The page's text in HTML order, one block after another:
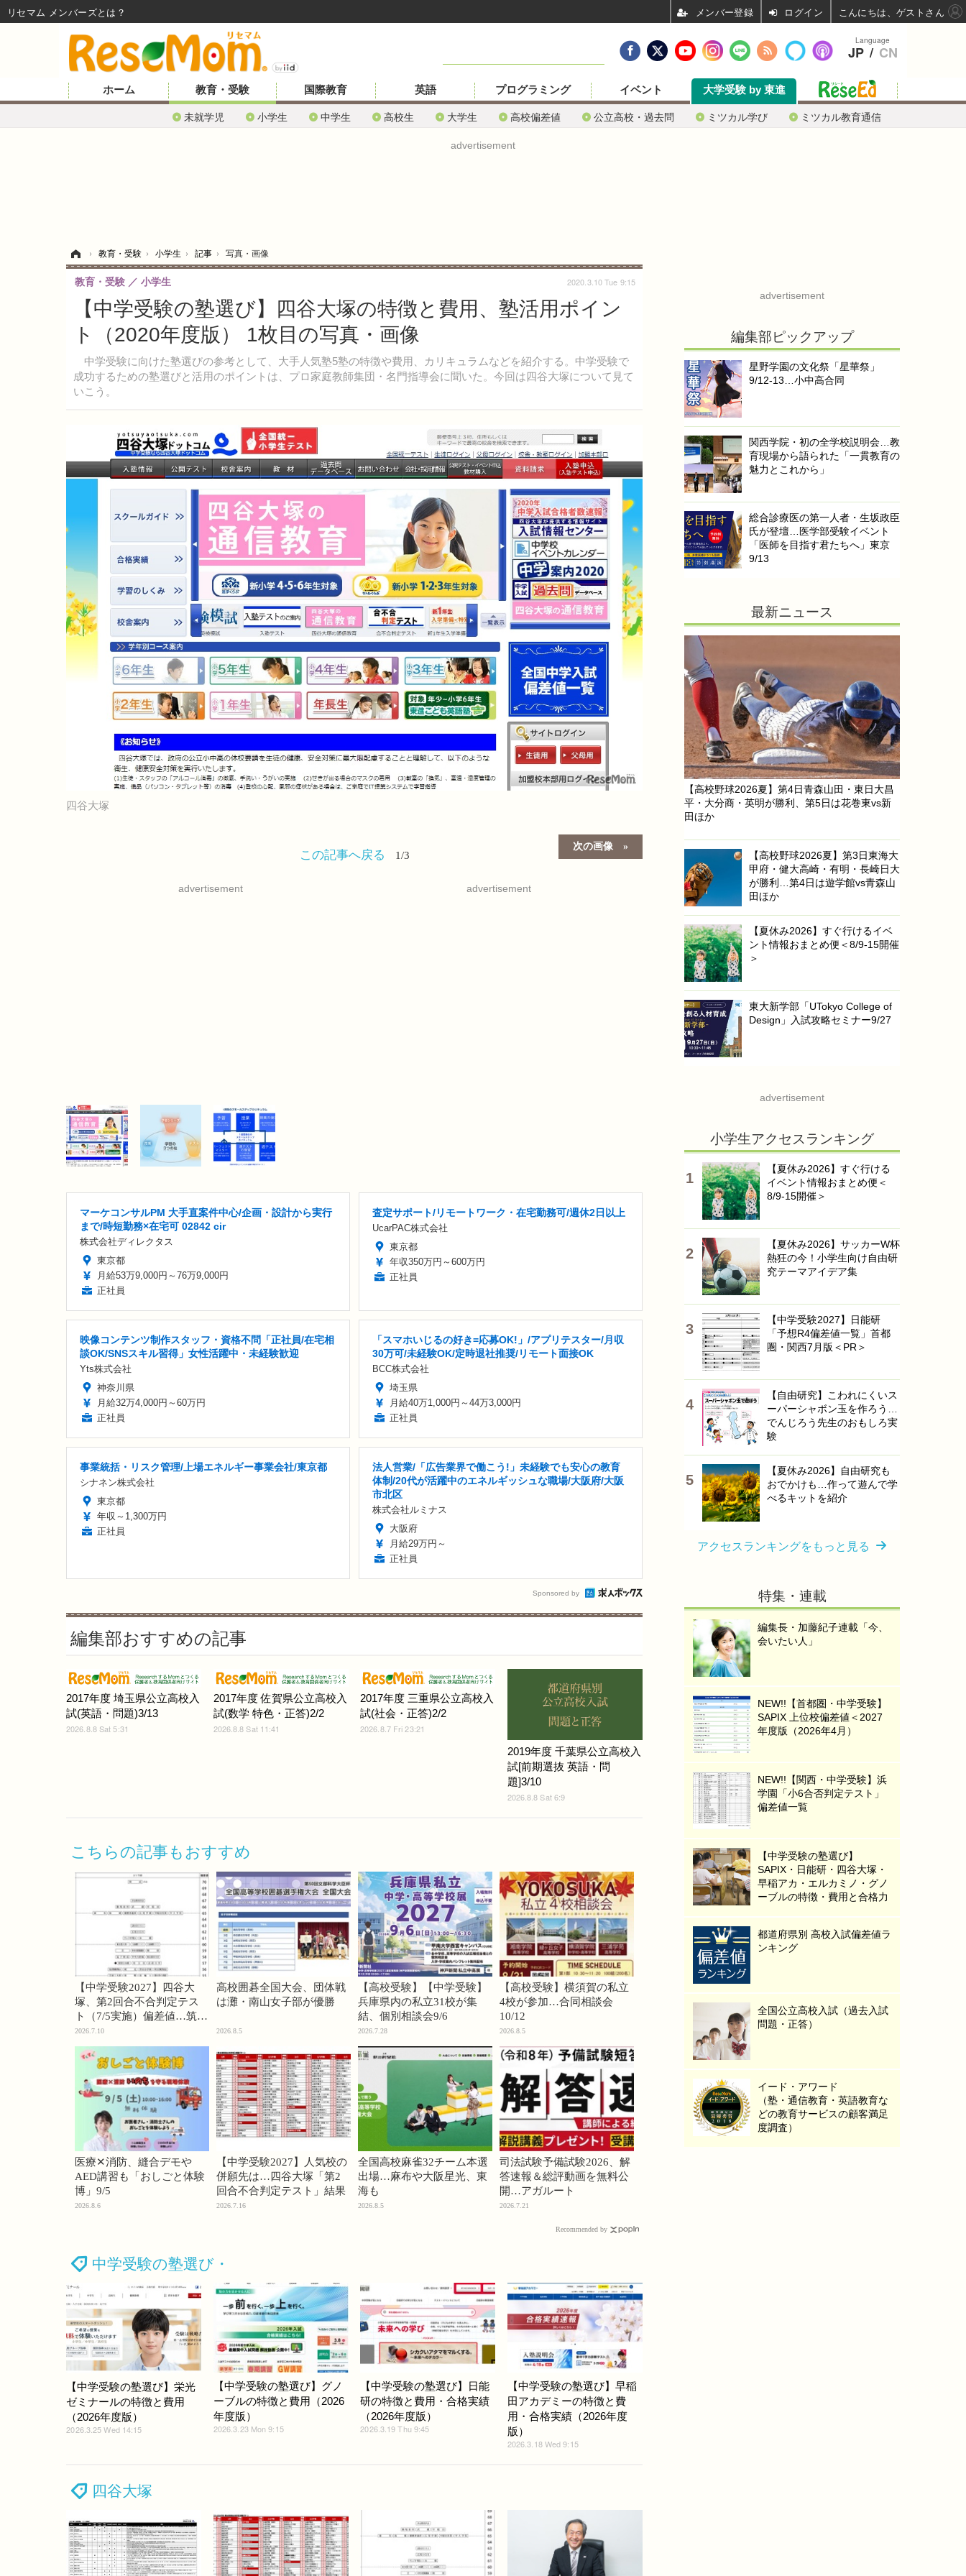
ホーム 教育・受験
未就学児 小学生 中学生 高校生 大学生 高校偏差値 公立高校・過去問 ミツカル学び ミツカル教育通信
国際教育 英語 プログラミング イベント 大学受験 by 東進
advertisement
› 教育・受験 › 小学生 › 記事 › 写真・画像
【中学受験の塾選び】四谷大塚の特徴と費用、塾活用ポイン
ト（2020年度版） 1枚目の写真・画像
中学受験に向けた塾選びの参考として、大手人気塾5塾の特徴や費用、カリキュラムなどを紹介する。中学受験で
成功するための塾選びと活用のポイントは、プロ家庭教師集団・名門指導会に聞いた。今回は四谷大塚について見て
いこう。
教育・受験 小学生 2020.3.10 Tue 9:15
四谷大塚
次の画像
この記事へ戻る 1/3
advertisement advertisement
マーケコンサルPM 大手直案件中心/企画・設計から実行
まで/時短勤務×在宅可 02842 cir
株式会社ディレクタス
東京都
月給53万9,000円～76万9,000円
正社員
査定サポート/リモートワーク・在宅勤務可/週休2日以上
UcarPAC株式会社
東京都
年収350万円～600万円
正社員
映像コンテンツ制作スタッフ・資格不問「正社員/在宅相
談OK/SNSスキル習得」女性活躍中・未経験歓迎
Yts株式会社
神奈川県
月給32万4,000円～60万円
正社員
「スマホいじるの好き=応募OK!」/アプリテスター/月収
30万可/未経験OK/定時退社推奨/リモート面接OK
BCC株式会社
埼玉県
月給40万1,000円～44万3,000円
正社員
事業統括・リスク管理/上場エネルギー事業会社/東京都
シナネン株式会社
東京都
年収～1,300万円
正社員
法人営業/「広告業界で働こう!」未経験でも安心の教育
体制/20代が活躍中のエネルギッシュな職場/大阪府/大阪
市北区
株式会社ルミナス
大阪府
月給29万円～
正社員
Sponsored by
編集部おすすめの記事
2017年度 埼玉県公立高校入
試(英語・問題)3/13
2026.8.8 Sat 5:31
2017年度 佐賀県公立高校入
試(数学 特色・正答)2/2
2026.8.8 Sat 11:41
2017年度 三重県公立高校入
試(社会・正答)2/2
2026.8.7 Fri 23:21
2019年度 千葉県公立高校入
試[前期選抜 英語・問
題]3/10
2026.8.8 Sat 6:9
こちらの記事もおすすめ
【中学受験2027】四谷大
塚、第2回合不合判定テス
ト（7/5実施）偏差値…筑駒
74・桜蔭70＜PR＞
2026.7.10
高校囲碁全国大会、団体戦
は灘・南山女子部が優勝
2026.8.5
【高校受験】【中学受験】
兵庫県内の私立31校が集
結、個別相談会9/6
2026.7.28
【高校受験】横須賀の私立
4校が参加…合同相談会
10/12
2026.8.5
医療✕消防、縫合デモや
AED講習も「おしごと体験
博」9/5
2026.8.6
【中学受験2027】人気校の
併願先は…四谷大塚「第2
回合不合判定テスト」結果
2026.7.16
全国高校麻雀32チーム本選
出場…麻布や大阪星光、東
海も
2026.8.5
司法試験予備試験2026、解
答速報＆総評動画を無料公
開…アガルート
2026.7.21
Recommended by
中学受験の塾選び・
【中学受験の塾選び】栄光
ゼミナールの特徴と費用
（2026年度版）
2026.3.25 Wed 14:15
【中学受験の塾選び】グノ
ーブルの特徴と費用（2026
年度版）
2026.3.23 Mon 9:15
【中学受験の塾選び】日能
研の特徴と費用・合格実績
（2026年度版）
2026.3.19 Thu 9:45
【中学受験の塾選び】早稲
田アカデミーの特徴と費
用・合格実績（2026年度
版）
2026.3.18 Wed 9:15
四谷大塚
advertisement
編集部ピックアップ
星野学園の文化祭「星華祭」
9/12-13…小中高合同
関西学院・初の全学校説明会…教
育現場から語られた「一貫教育の
魅力とこれから」
総合診療医の第一人者・生坂政臣
氏が登壇…医学部受験イベント
「医師を目指す君たちへ」東京
9/13
最新ニュース
【高校野球2026夏】第4日青森山田・東日大昌
平・大分商・英明が勝利、第5日は花巻東vs新
田ほか
【高校野球2026夏】第3日東海大
甲府・健大高崎・有明・長崎日大
が勝利…第4日は遊学館vs青森山
田ほか
【夏休み2026】すぐ行けるイベ
ント情報おまとめ便＜8/9-15開催
＞
東大新学部「UTokyo College of
Design」入試攻略セミナー9/27
advertisement
小学生アクセスランキング
【夏休み2026】すぐ行ける
イベント情報おまとめ便＜
8/9-15開催＞
【夏休み2026】サッカーW杯
熱狂の今！小学生向け自由研
究テーマアイデア集
【中学受験2027】日能研
「予想R4偏差値一覧」首都
圏・関西7月版＜PR＞
【自由研究】こわれにくいス
ーパーシャボン玉を作ろう…
でんじろう先生のおもしろ実
験
【夏休み2026】自由研究も
おでかけも…作って遊んで学
べるキットを紹介
アクセスランキングをもっと見る
特集・連載
編集長・加藤紀子連載「今、
会いたい人」
NEW!!【首都圏・中学受験】
SAPIX 上位校偏差値＜2027
年度版（2026年4月）
NEW!!【関西・中学受験】浜
学園「小6合否判定テスト」
偏差値一覧
【中学受験の塾選び】
SAPIX・日能研・四谷大塚・
早稲アカ・エルカミノ・グノ
ーブルの特徴・費用と合格力
都道府県別 高校入試偏差値ラ
ンキング
全国公立高校入試（過去入試
問題・正答）
イード・アワード
（塾・通信教育・英語教育な
どの教育サービスの顧客満足
度調査）
Language
JP / CN
リセマム メンバーズ ログイン こんにちは、ゲストさん